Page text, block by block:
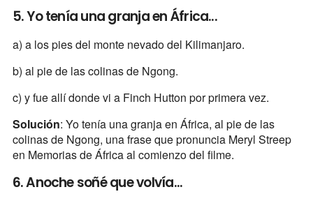
5. Yo tenía una granja en África...
a) a los pies del monte nevado del Kilimanjaro.
b) al pie de las colinas de Ngong.
c) y fue allí donde vi a Finch Hutton por primera vez.
Solución: Yo tenía una granja en África, al pie de las
colinas de Ngong, una frase que pronuncia Meryl Streep
en Memorias de África al comienzo del filme.
6. Anoche soñé que volvía...